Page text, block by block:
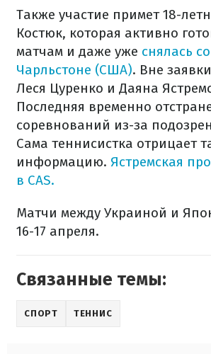
Также участие примет 18-
Костюк, которая активно
матчам и даже уже снялась
Чарльстоне (США). Вне
Леся Цуренко и Даяна
Последняя временно
соревнований из-за
Сама теннисистка отрицает
информацию. Ястремская
в CAS.
Матчи между Украиной и
16-17 апреля.
Связанные темы:
СПОРТ ТЕННИС